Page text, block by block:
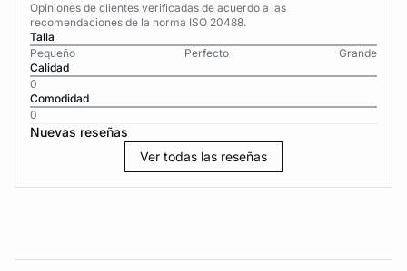
Opiniones de clientes verificadas de acuerdo a las
recomendaciones de la norma ISO 20488.
Talla
Pequeño
Perfecto
Grande
Calidad
0
Comodidad
0
Nuevas reseñas
Ver todas las reseñas